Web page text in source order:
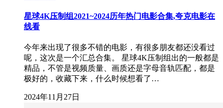
星球4K压制组2021~2024历年热门电影合集,夸克电影在
线看
今年来出现了很多不错的电影，有很多朋友都还没看过
呢，这次是一个汇总合集。 星球4K压制组出的一般都是
精品，不管是视频质量、画质还是字母音轨匹配，都是
极好的，收藏下来，什么时候想看了…
2024年11月27日